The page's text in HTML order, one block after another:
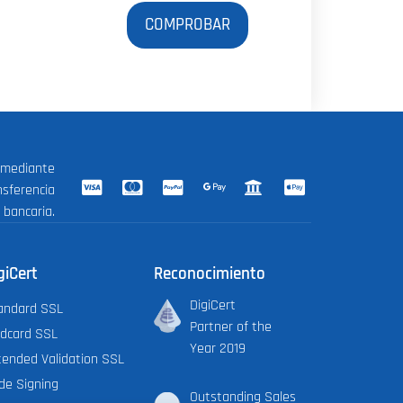
bancaria.
SSL
SSL
Validation SSL
Signing
Reconocimiento
DigiCert
Partner of the
Year 2019
Outstanding Sales